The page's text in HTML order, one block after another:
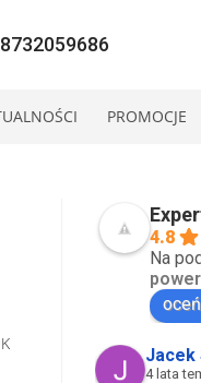
PROMOCJE
4.8
Na
Jacek
4 lata